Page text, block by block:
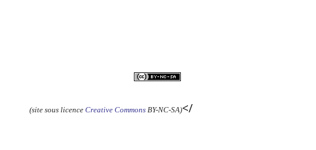
(site sous licence Creative CommonsBY-NC-SA)</